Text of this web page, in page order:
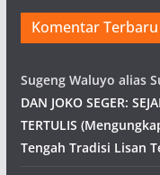
Komentar Terbaru
Sugeng Waluyo alias
DAN JOKO SEGER:
TERTULIS
Tengah Tradisi Lisan